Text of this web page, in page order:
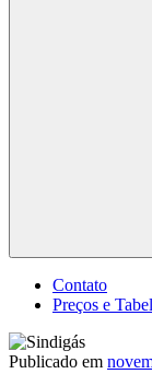
Contato
Preços e
Publicado em